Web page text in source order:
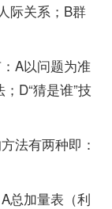
际关系；B群
A以问题为准
D“猜是谁”技
法有两种即：
加量表（利